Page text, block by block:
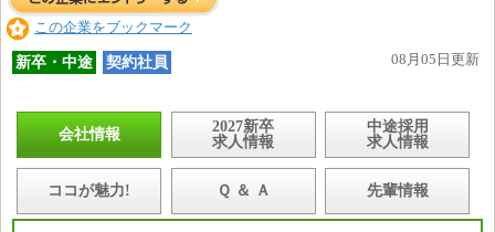
この企業をブックマーク
新卒・中途 契約社員 08月05日更新
会社情報
2027新卒
求人情報
中途採用
求人情報
ココが魅力! Ｑ ＆ Ａ 先輩情報